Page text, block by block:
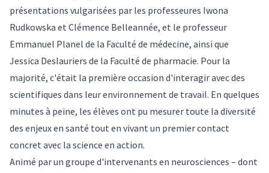
présentations vulgarisées par les professeures Iwona
Rudkowska et Clémence Belleannée, et le professeur
Emmanuel Planel de la Faculté de médecine, ainsi que
Jessica Deslauriers de la Faculté de pharmacie. Pour la
majorité, c'était la première occasion d'interagir avec des
scientifiques dans leur environnement de travail. En quelques
minutes à peine, les élèves ont pu mesurer toute la diversité
des enjeux en santé tout en vivant un premier contact
concret avec la science en action.
Animé par un groupe d'intervenants en neurosciences – dont